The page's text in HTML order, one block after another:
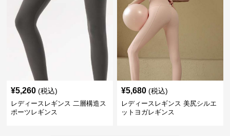
¥5,260 (税込)
レディースレギンス 二層構造ス
ポーツレギンス
¥5,680 (税込)
レディースレギンス 美尻シルエ
ットヨガレギンス